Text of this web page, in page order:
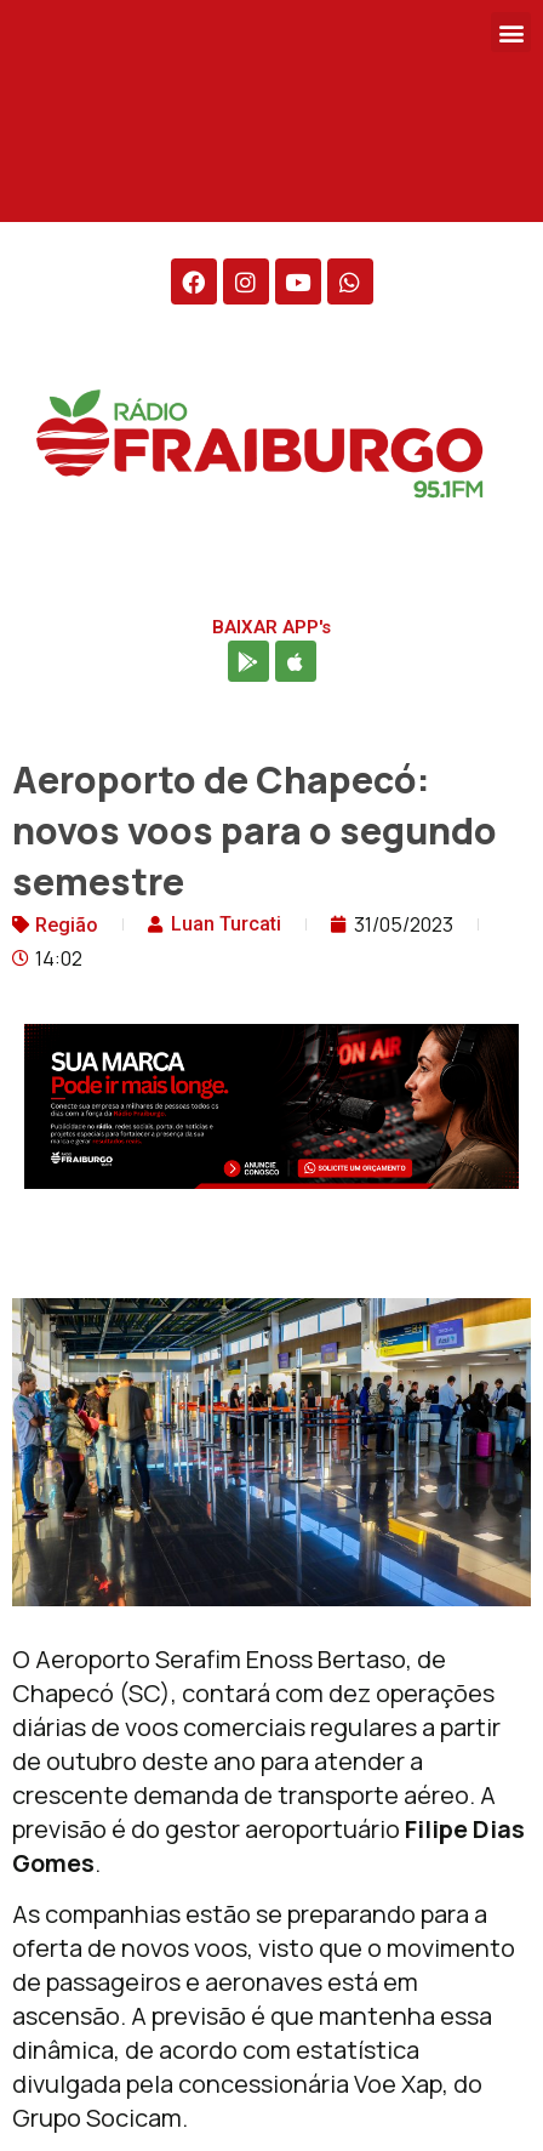
BAIXAR APP's
Aeroporto de Chapecó:
novos voos para o segundo
semestre
Região Luan Turcati
31/05/2023
14:02
O Aeroporto Serafim Enoss Bertaso, de
Chapecó (SC), contará com dez operações
diárias de voos comerciais regulares a partir
de outubro deste ano para atender a
crescente demanda de transporte aéreo. A
previsão é do gestor aeroportuário Filipe Dias
Gomes.
As companhias estão se preparando para a
oferta de novos voos, visto que o movimento
de passageiros e aeronaves está em
ascensão. A previsão é que mantenha essa
dinâmica, de acordo com estatística
divulgada pela concessionária Voe Xap, do
Grupo Socicam.